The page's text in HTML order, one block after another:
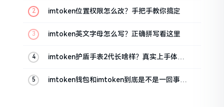
imtoken位置权限怎么改？手把手教你搞定
imtoken英文字母怎么写？正确拼写看这里
imtoken护盾手表2代长啥样？真实上手体验
imtoken钱包和imtoken到底是不是一回事？